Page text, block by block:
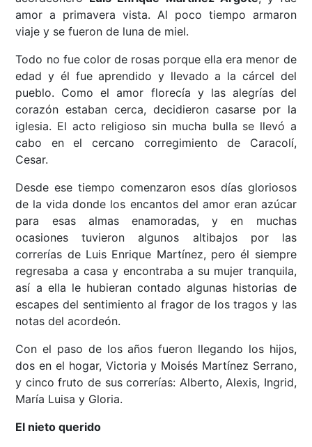
amor a primavera vista. Al poco tiempo armaron
viaje y se fueron de luna de miel.
Todo no fue color de rosas porque ella era menor de
edad y él fue aprendido y llevado a la cárcel del
pueblo. Como el amor florecía y las alegrías del
corazón estaban cerca, decidieron casarse por la
iglesia. El acto religioso sin mucha bulla se llevó a
cabo en el cercano corregimiento de Caracolí,
Cesar.
Desde ese tiempo comenzaron esos días gloriosos
de la vida donde los encantos del amor eran azúcar
para esas almas enamoradas, y en muchas
ocasiones tuvieron algunos altibajos por las
correrías de Luis Enrique Martínez, pero él siempre
regresaba a casa y encontraba a su mujer tranquila,
así a ella le hubieran contado algunas historias de
escapes del sentimiento al fragor de los tragos y las
notas del acordeón.
Con el paso de los años fueron llegando los hijos,
dos en el hogar, Victoria y Moisés Martínez Serrano,
y cinco fruto de sus correrías: Alberto, Alexis, Ingrid,
María Luisa y Gloria.
El nieto querido